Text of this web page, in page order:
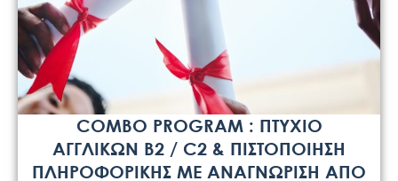
COMBO PROGRAM : ΠΤΥΧΙΟ
ΑΓΓΛΙΚΩΝ B2 / C2 & ΠΙΣΤΟΠΟΙΗΣΗ
ΠΛΗΡΟΦΟΡΙΚΗΣ ΜΕ ΑΝΑΓΝΩΡΙΣΗ ΑΠΟ